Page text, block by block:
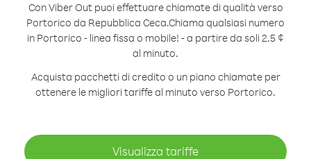
Con Viber Out puoi effettuare chiamate di qualità verso
Portorico da Repubblica Ceca.Chiama qualsiasi numero
in Portorico - linea fissa o mobile! - a partire da soli 2.5 ¢
al minuto.
Acquista pacchetti di credito o un piano chiamate per
ottenere le migliori tariffe al minuto verso Portorico.
Visualizza tariffe